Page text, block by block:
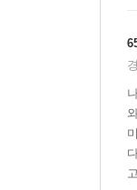
방
아
세
소식